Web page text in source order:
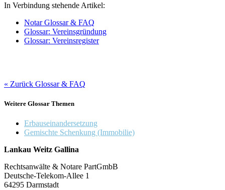
In Verbindung stehende Artikel:
Notar Glossar & FAQ
Glossar: Vereinsgründung
Glossar: Vereinsregister
« Zurück Glossar & FAQ
Weitere Glossar Themen
Erbauseinandersetzung
Gemischte Schenkung (Immobilie)
Lankau Weitz Gallina
Rechtsanwälte & Notare PartGmbB
Deutsche-Telekom-Allee 1
64295 Darmstadt